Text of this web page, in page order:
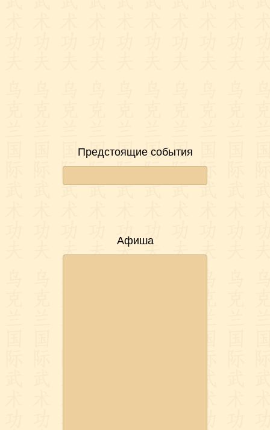
Предстоящие события
Афиша